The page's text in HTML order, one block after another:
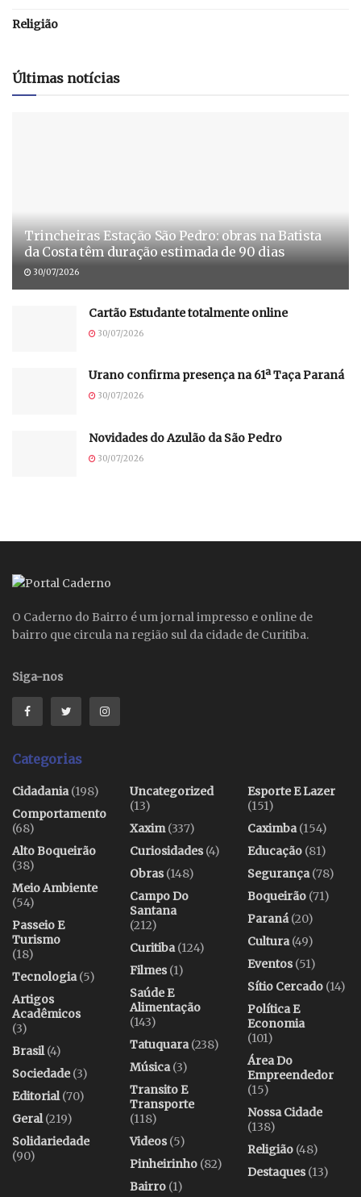
Religião
Últimas notícias
Trincheiras Estação São Pedro: obras na Batista
da Costa têm duração estimada de 90 dias
30/07/2026
Cartão Estudante totalmente online
30/07/2026
Urano confirma presença na 61ª Taça Paraná
30/07/2026
Novidades do Azulão da São Pedro
30/07/2026
O Caderno do Bairro é um jornal impresso e online de
bairro que circula na região sul da cidade de Curitiba.
Siga-nos
Categorias
Cidadania(198)
Comportamento
(68)
Alto Boqueirão
(38)
Meio Ambiente
(54)
Passeio E
Turismo
(18)
Tecnologia(5)
Artigos
Acadêmicos
(3)
Brasil(4)
Sociedade(3)
Editorial(70)
Geral(219)
Solidariedade
(90)
Uncategorized
(13)
Xaxim(337)
Curiosidades(4)
Obras(148)
Campo Do
Santana
(212)
Curitiba(124)
Filmes(1)
Saúde E
Alimentação
(143)
Tatuquara(238)
Música(3)
Transito E
Transporte
(118)
Videos(5)
Pinheirinho (82)
Bairro (1)
Esporte E Lazer
(151)
Caximba(154)
Educação (81)
Segurança(78)
Boqueirão (71)
Paraná(20)
Cultura(49)
Eventos(51)
Sítio Cercado (14)
Política E
Economia
(101)
Área Do
Empreendedor
(15)
Nossa Cidade
(138)
Religião (48)
Destaques(13)